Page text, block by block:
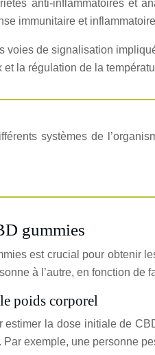
anti-inflammatoires et
immunitaire et
voies de signalisation
la régulation de la
systèmes de
gummies
est crucial pour obtenir
à l’autre, en fonction
poids corporel
estimer la dose initiale de
exemple, une personne